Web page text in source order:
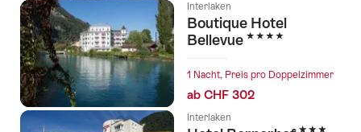
Interlaken
Boutique Hotel
Bellevue 4 Sterne
1 Nacht, Preis pro Doppelzimmer
ab CHF 302
Interlaken